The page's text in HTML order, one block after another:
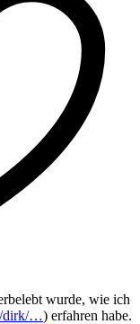
wurde, wie ich
dirk/…) erfahren habe.